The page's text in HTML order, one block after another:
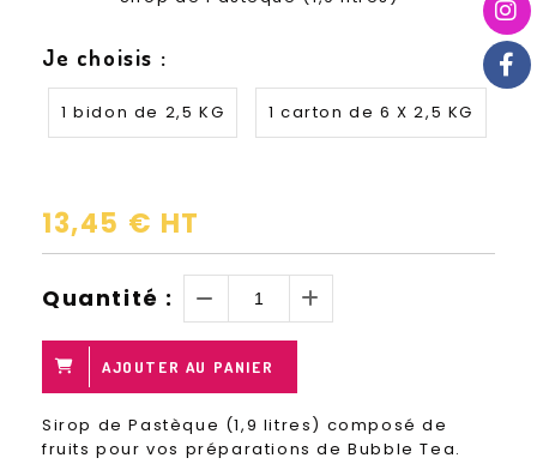
Je choisis :
1 bidon de 2,5 KG 1 carton de 6 X 2,5 KG
13,45 € HT
Quantité :
AJOUTER AU PANIER
Sirop de Pastèque (1,9 litres) composé de
fruits pour vos préparations de Bubble Tea.